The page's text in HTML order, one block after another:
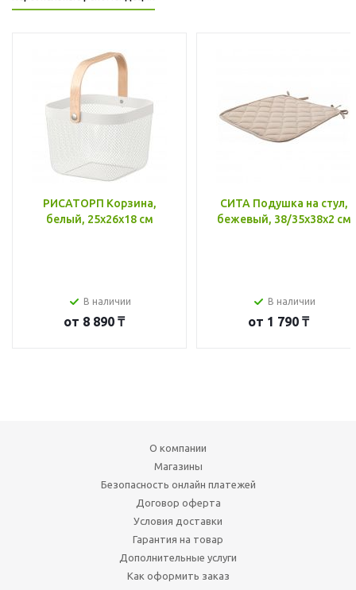
РИСАТОРП Корзина,
белый, 25x26x18 см
В наличии
от 8 890 ₸
СИТА Подушка на стул,
бежевый, 38/35x38x2 см
В наличии
от 1 790 ₸
О компании
Магазины
Безопасность онлайн платежей
Договор оферта
Условия доставки
Гарантия на товар
Дополнительные услуги
Как оформить заказ